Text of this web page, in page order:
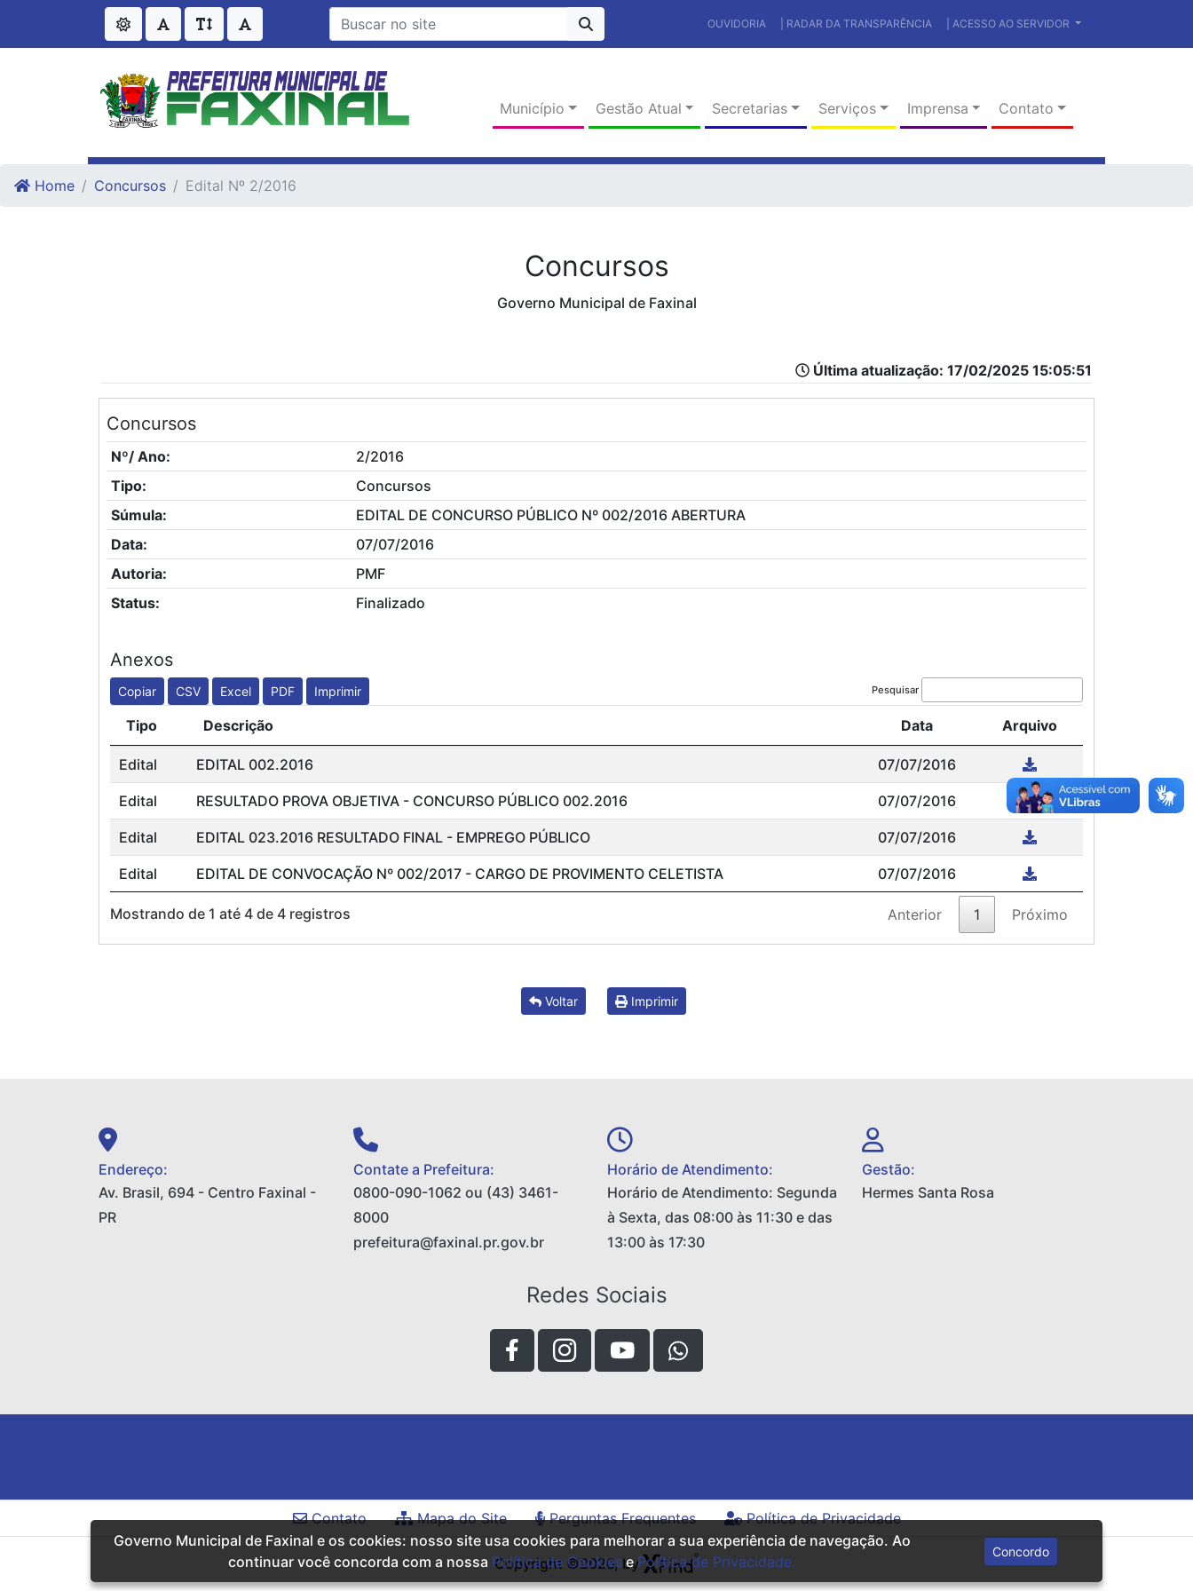
Ir para o conteudo
Ir para o fim do conteudo
OUVIDORIA | RADAR DA TRANSPARÊNCIA | ACESSO AO SERVIDOR
Município Gestão Atual Secretarias Serviços Imprensa Contato
Home Concursos Edital Nº 2/2016
Concursos
Governo Municipal de Faxinal
Última atualização: 17/02/2025 15:05:51
Concursos
Nº/ Ano:
2/2016
Tipo:
Concursos
Súmula:
EDITAL DE CONCURSO PÚBLICO Nº 002/2016 ABERTURA
Data:
07/07/2016
Autoria:
PMF
Status:
Finalizado
Anexos
Copiar CSV Excel PDF Imprimir Pesquisar
Tipo Descrição Data Arquivo
Edital EDITAL 002.2016 07/07/2016
Edital RESULTADO PROVA OBJETIVA - CONCURSO PÚBLICO 002.2016 07/07/2016
Edital EDITAL 023.2016 RESULTADO FINAL - EMPREGO PÚBLICO 07/07/2016
Edital EDITAL DE CONVOCAÇÃO Nº 002/2017 - CARGO DE PROVIMENTO CELETISTA 07/07/2016
Mostrando de 1 até 4 de 4 registros Anterior 1 Próximo
Voltar Imprimir
Endereço:
Av. Brasil, 694 - Centro Faxinal -
PR
Contate a Prefeitura:
0800-090-1062 ou (43) 3461-
8000
prefeitura@faxinal.pr.gov.br
Horário de Atendimento:
Horário de Atendimento: Segunda
à Sexta, das 08:00 às 11:30 e das
13:00 às 17:30
Gestão:
Hermes Santa Rosa
Redes Sociais
Contato Mapa do Site Perguntas Frequentes Política de Privacidade
Copyright ©2026, by
Governo Municipal de Faxinal e os cookies: nosso site usa cookies para melhorar a sua experiência de navegação. Ao
continuar você concorda com a nossa Política de CookiesePolítica de Privacidade.
Concordo